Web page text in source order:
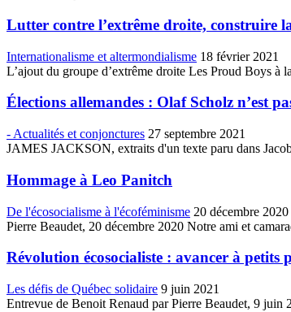
Lutter contre l’extrême droite, construire
Internationalisme et altermondialisme 18 février 2021
L’ajout du groupe d’extrême droite Les Proud Boys à
Élections allemandes : Olaf Scholz n’est
- Actualités et conjonctures 27 septembre 2021
JAMES JACKSON, extraits d'un texte paru dans
Hommage à Leo Panitch
De l'écosocialisme à l'écoféminisme 20 décembre 2020
Pierre Beaudet, 20 décembre 2020 Notre ami et
Révolution écosocialiste : avancer à petits
Les défis de Québec solidaire 9 juin 2021
Entrevue de Benoit Renaud par Pierre Beaudet, 9